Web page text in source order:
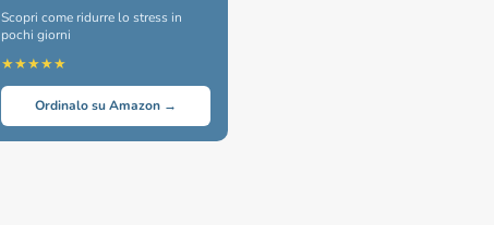
Scopri come ridurre lo stress in
pochi giorni
★★★★★
Ordinalo su Amazon →